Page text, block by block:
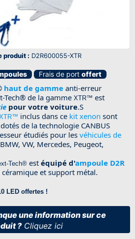
produit : D2R600055-XTR
Frais de port offert
haut de gamme anti-erreur
Tech® de la gamme XTR™ est
pour votre voiture.S
inclus dans ce kit xenon sont
de la technologie CANBUS
étudiés pour les véhicules de
VW, Mercedes, Peugeot,
Tech® est équipé d'ampoule D2R
céramique et support métal.
LED offertes !
une information sur ce
? Cliquez ici